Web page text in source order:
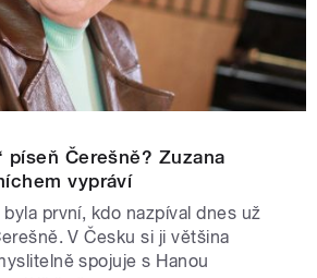
píseň Čerešně? Zuzana
vypráví
první, kdo nazpíval dnes už
V Česku si ji většina
spojuje s Hanou